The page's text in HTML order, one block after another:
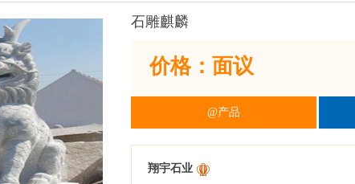
石雕麒麟
价格：面议
@产品
翔宇石业